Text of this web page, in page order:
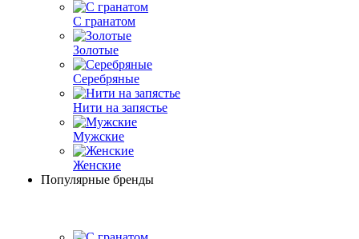
С гранатом
Золотые
Серебряные
Нити на запястье
Мужские
Женские
Популярные бренды